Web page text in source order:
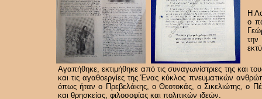
Η
ο
Αγαπήθηκε, εκτιμήθηκε από τις συναγωνίστριες της και
και τις αγαθοεργίες της.Ένας κύκλος πνευματικών
όπως ήταν ο Πρεβελάκης, ο Θεοτοκάς, ο Σικελιώτης, ο
και θρησκείας, φιλοσοφίας και πολιτικών ιδεών.